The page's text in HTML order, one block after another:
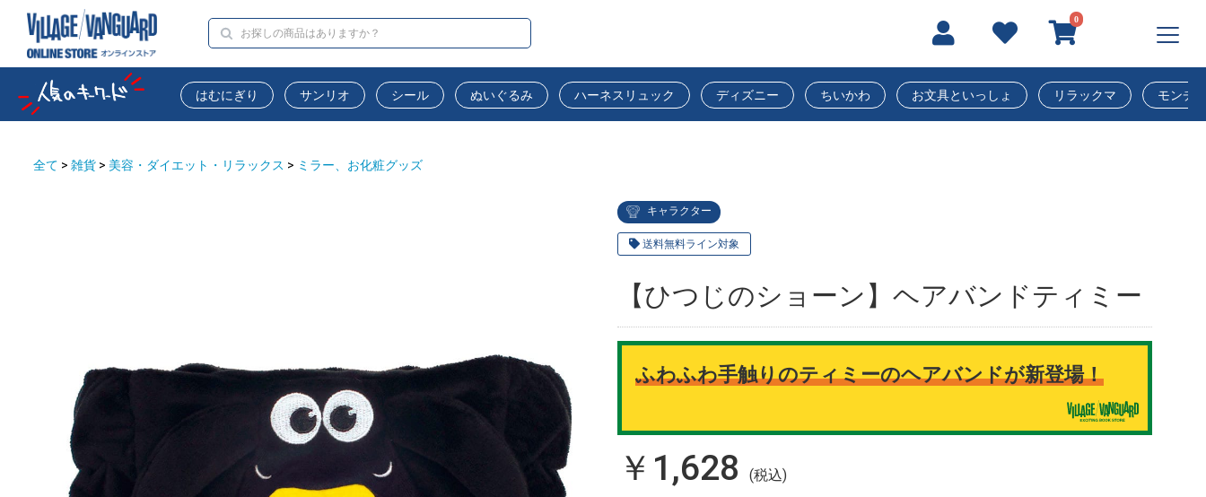
0
はむにぎり サンリオ シール ぬいぐるみ ハーネスリュック ディズニー ちいかわ お文具といっしょ リラックマ モンチ
全て > 雑貨 > 美容・ダイエット・リラックス > ミラー、お化粧グッズ
キャラクター
送料無料ライン対象
【ひつじのショーン】ヘアバンドティミー
ふわふわ手触りのティミーのヘアバンドが新登場！
￥1,628
(税込)